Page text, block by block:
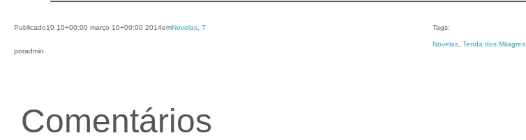
Publicado10 10+00:00 março 10+00:00 2014emNovelas T
poradmin
Tags:
Novelas Tenda dos Milagres
Comentários